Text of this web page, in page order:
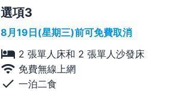
選項
8月19日(星期三)前可免費取消
2 張單人床和 2 張單人沙發床
免費無線上網
一泊二食